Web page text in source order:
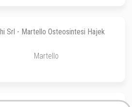
Srl - Martello Osteosintesi Hajek
Martello